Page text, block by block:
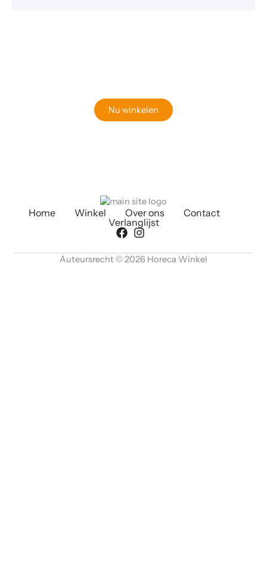
Nu winkelen
Home Winkel Over ons
Contact
Verlanglijst
Auteursrecht © 2026 Horeca Winkel